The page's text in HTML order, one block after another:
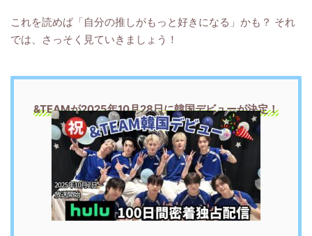
これを読めば「自分の推しがもっと好きになる」かも？ それ
では、さっそく見ていきましょう！
&TEAMが2025年10月28日に韓国デビューが決定！